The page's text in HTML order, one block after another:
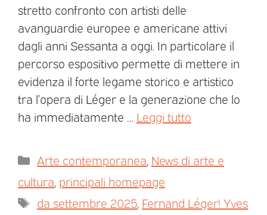
stretto confronto con artisti delle
avanguardie europee e americane attivi
dagli anni Sessanta a oggi. In particolare il
percorso espositivo permette di mettere in
evidenza il forte legame storico e artistico
tra l’opera di Léger e la generazione che lo
ha immediatamente … Leggi tutto
Arte contemporanea News di arte e
cultura principali homepage
da settembre 2025 Fernand Léger! Yves